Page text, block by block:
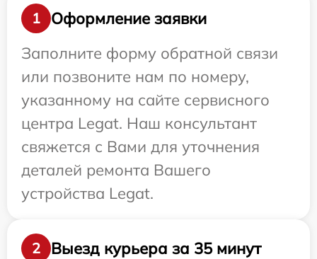
1
Оформление заявки
Заполните форму обратной связи
или позвоните нам по номеру,
указанному на сайте сервисного
центра Legat. Наш консультант
свяжется с Вами для уточнения
деталей ремонта Вашего
устройства Legat.
2
Выезд курьера за 35 минут